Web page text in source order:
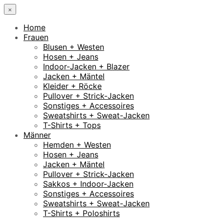
×
Home
Frauen
Blusen + Westen
Hosen + Jeans
Indoor-Jacken + Blazer
Jacken + Mäntel
Kleider + Röcke
Pullover + Strick-Jacken
Sonstiges + Accessoires
Sweatshirts + Sweat-Jacken
T-Shirts + Tops
Männer
Hemden + Westen
Hosen + Jeans
Jacken + Mäntel
Pullover + Strick-Jacken
Sakkos + Indoor-Jacken
Sonstiges + Accessoires
Sweatshirts + Sweat-Jacken
T-Shirts + Poloshirts